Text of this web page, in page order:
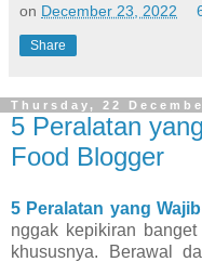
on December 23, 2022
Share
Thursday, 22
5 Peralatan
Food Blogger
5 Peralatan yang
nggak kepikiran
khususnya. Berawal